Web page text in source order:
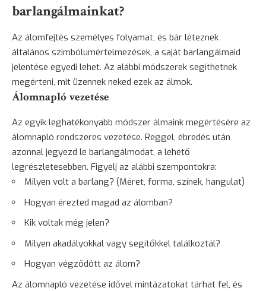
barlangálmainkat?
Az álomfejtés személyes folyamat, és bár léteznek
általános szimbólumértelmezések, a saját barlangálmaid
jelentése egyedi lehet. Az alábbi módszerek segíthetnek
megérteni, mit üzennek neked ezek az álmok.
Álomnapló vezetése
Az egyik leghatékonyabb módszer álmaink megértésére az
álomnapló rendszeres vezetése. Reggel, ébredés után
azonnal jegyezd le barlangálmodat, a lehető
legrészletesebben. Figyelj az alábbi szempontokra:
Milyen volt a barlang? (Méret, forma, színek, hangulat)
Hogyan érezted magad az álomban?
Kik voltak még jelen?
Milyen akadályokkal vagy segítőkkel találkoztál?
Hogyan végződött az álom?
Az álomnapló vezetése idővel mintázatokat tárhat fel, és